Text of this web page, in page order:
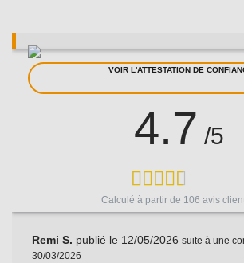
VOIR L'ATTESTATION DE
4.7 /5
Calculé à partir de 106 avis
Remi S. publié le 12/05/2026 suite à une
30/03/2026